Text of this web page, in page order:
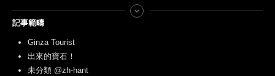
記事範疇
Ginza Tourist
出來的寶石！
未分類 @zh-hant